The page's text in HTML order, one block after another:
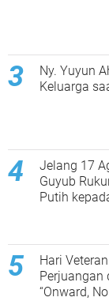
Ny. Yuyun
Keluarga
Jelang 17
Guyub
Putih
Hari
Perjuangan
“Onward,